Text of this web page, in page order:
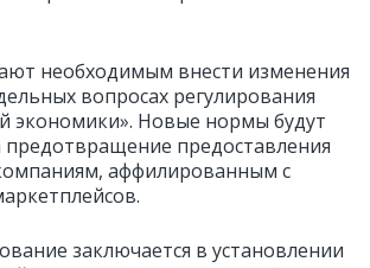
необходимым внести изменения
вопросах регулирования
экономики». Новые нормы будут
предоставления
аффилированным с
заключается в установлении